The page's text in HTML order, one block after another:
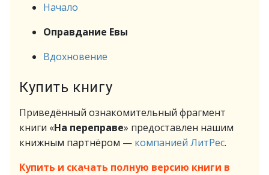
Начало
Оправдание Евы
Вдохновение
Купить книгу
Приведённый ознакомительный фрагмент
книги «На переправе» предоставлен нашим
книжным партнёром — компанией ЛитРес.
Купить и скачать полную версию книги в